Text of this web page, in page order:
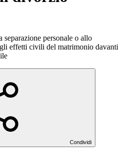
personale o allo
effetti civili del matrimonio davanti
Condividi